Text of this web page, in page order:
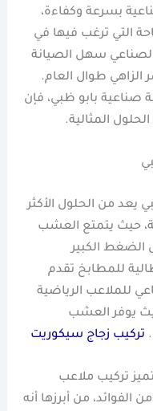
بسرعة وكفاءة،
التي ترغب فيها في
سهل الصيانة
الزاهي طوال العام.
صناعية بابو ظبي، فإن
المثالية.
من الحلول الأكثر
حيث يتمتع العشب
الضغط الكبير
للمطابخ تقدم
للملاعب الرياضية
يوفر العشب
تركيب زجاج سيكوريت
تركيب ملاعب
من أبرزها أنه